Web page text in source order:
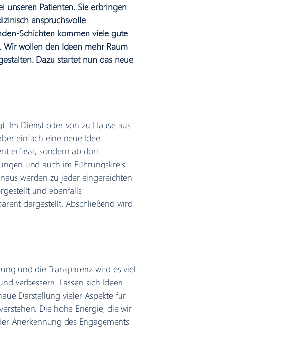
unseren Patienten. Sie erbringen
anspruchsvolle
Schichten kommen viele gute
Wir wollen den Ideen mehr Raum
Dazu startet nun das neue
Im Dienst oder von zu Hause aus
einfach eine neue Idee
erfasst, sondern ab dort
und auch im Führungskreis
werden zu jeder eingereichten
und ebenfalls
dargestellt. Abschließend wird
und die Transparenz wird es viel
verbessern. Lassen sich Ideen
Darstellung vieler Aspekte für
Die hohe Energie, die wir
Anerkennung des Engagements